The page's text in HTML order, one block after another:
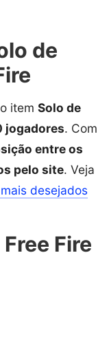
de
item Solo de
jogadores. Com
entre os
pelo site. Veja
desejados
Fire